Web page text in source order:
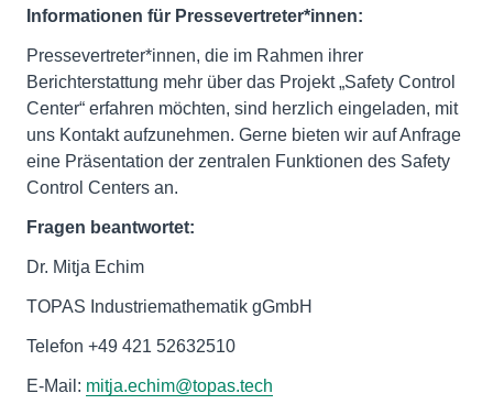
Informationen für Pressevertreter*innen:
Pressevertreter*innen, die im Rahmen ihrer
Berichterstattung mehr über das Projekt „Safety Control
Center“ erfahren möchten, sind herzlich eingeladen, mit
uns Kontakt aufzunehmen. Gerne bieten wir auf Anfrage
eine Präsentation der zentralen Funktionen des Safety
Control Centers an.
Fragen beantwortet:
Dr. Mitja Echim
TOPAS Industriemathematik gGmbH
Telefon +49 421 52632510
E-Mail: mitja.echim@topas.tech